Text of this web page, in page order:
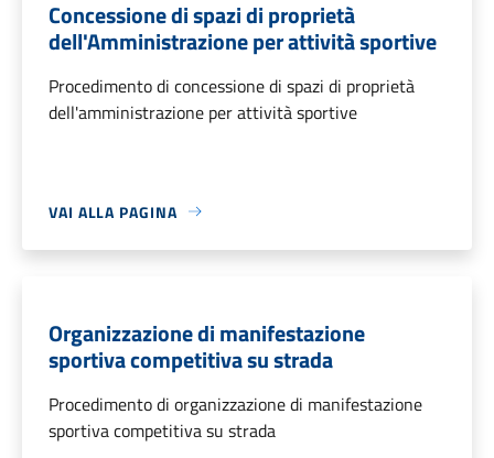
Concessione di spazi di proprietà
dell'Amministrazione per attività sportive
Procedimento di concessione di spazi di proprietà
dell'amministrazione per attività sportive
VAI ALLA PAGINA
Organizzazione di manifestazione
sportiva competitiva su strada
Procedimento di organizzazione di manifestazione
sportiva competitiva su strada